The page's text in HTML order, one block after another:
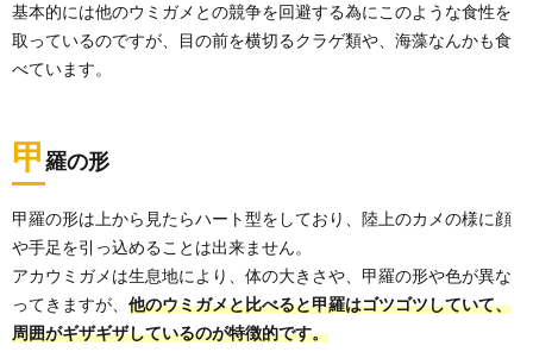
ル？
7.
なぜ
い
の？
8.
まと
め
基本的には他のウミガメとの競争を回避する為にこのような食性を
取っているのですが、目の前を横切るクラゲ類や、海藻なんかも食
べています。
甲羅の形
甲羅の形は上から見たらハート型をしており、陸上のカメの様に顔
や手足を引っ込めることは出来ません。
アカウミガメは生息地により、体の大きさや、甲羅の形や色が異な
ってきますが、 他のウミガメと比べると甲羅はゴツゴツしていて、
周囲がギザギザしているのが特徴的です。